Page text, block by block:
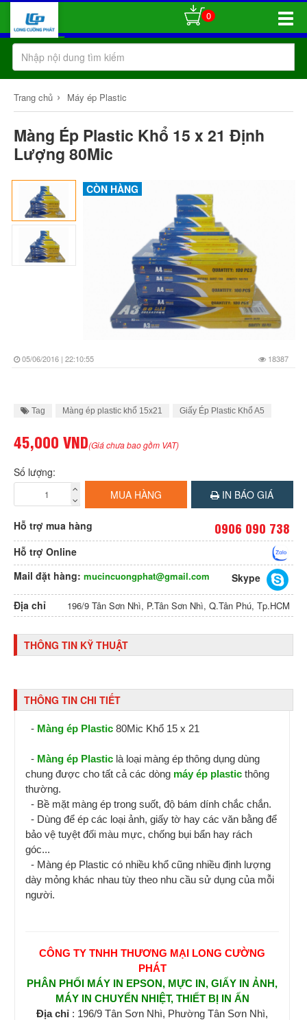
Toggle
0
Trang chủ › Máy ép Plastic
Màng Ép Plastic Khổ 15 x 21 Định
Lượng 80Mic
CÒN HÀNG
05/06/2016 | 22:10:55 18387
Tag Màng ép plastic khổ 15x21 Giấy Ép Plastic Khổ A5
45,000 VND(Giá chưa bao gồm VAT)
Số lượng:
MUA HÀNG
IN BÁO GIÁ
Hỗ trợ mua hàng 0906 090 738
Hỗ trợ Online
Mail đặt hàng: mucincuongphat@gmail.com
Skype
Địa chỉ
196/9 Tân Sơn Nhì, P.Tân Sơn Nhì, Q.Tân Phú, Tp.HCM
THÔNG TIN KỸ THUẬT
THÔNG TIN CHI TIẾT
- Màng ép Plastic 80Mic Khổ 15 x 21
- Màng ép Plastic là loại màng ép thông dụng dùng
chung được cho tất cả các dòng máy ép plastic thông
thường.
- Bề mặt màng ép trong suốt, độ bám dính chắc chắn.
- Dùng để ép các loại ảnh, giấy tờ hay các văn bằng để
bảo vệ tuyệt đối màu mực, chống bụi bẩn hay rách
góc...
- Màng ép Plastic có nhiều khổ cũng nhiều định lượng
dày mỏng khác nhau tùy theo nhu cầu sử dụng của mỗi
người.
CÔNG TY TNHH THƯƠNG MẠI LONG CƯỜNG
PHÁT
PHÂN PHỐI MÁY IN EPSON, MỰC IN, GIẤY IN ẢNH,
MÁY IN CHUYỂN NHIỆT, THIẾT BỊ IN ẤN
Địa chỉ : 196/9 Tân Sơn Nhì, Phường Tân Sơn Nhì,